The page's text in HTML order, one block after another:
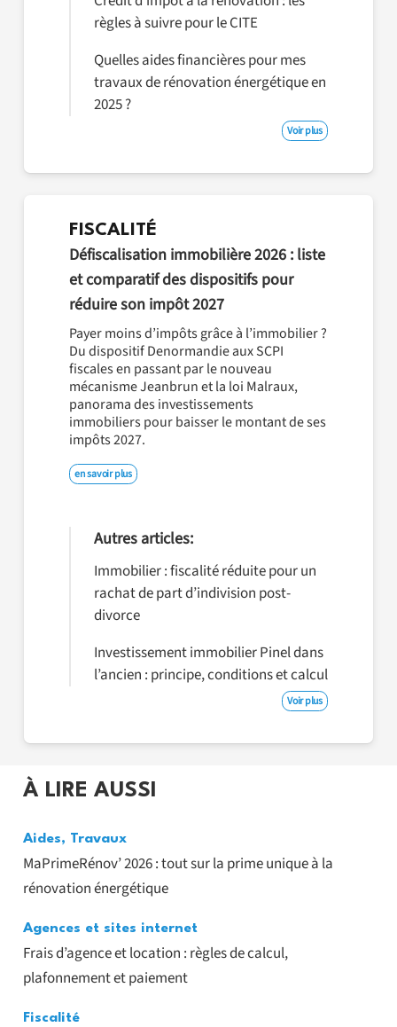
règles à suivre pour le CITE
Quelles aides financières pour mes
travaux de rénovation énergétique en
2025 ?
Voir plus
FISCALITÉ
Défiscalisation immobilière 2026 : liste
et comparatif des dispositifs pour
réduire son impôt 2027
Payer moins d’impôts grâce à l’immobilier ?
Du dispositif Denormandie aux SCPI
fiscales en passant par le nouveau
mécanisme Jeanbrun et la loi Malraux,
panorama des investissements
immobiliers pour baisser le montant de ses
impôts 2027.
en savoir plus
Autres articles:
Immobilier : fiscalité réduite pour un
rachat de part d’indivision post-
divorce
Investissement immobilier Pinel dans
l’ancien : principe, conditions et calcul
Voir plus
À LIRE AUSSI
Aides, Travaux
MaPrimeRénov’ 2026 : tout sur la prime unique à la
rénovation énergétique
Agences et sites internet
Frais d’agence et location : règles de calcul,
plafonnement et paiement
Fiscalité